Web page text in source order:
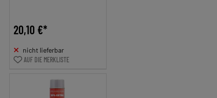
20,10 €*
nicht lieferbar
AUF DIE MERKLISTE